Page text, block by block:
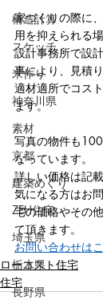
構造計算
スケッチ
米作り
神奈川県
素材
京都
建築めぐり
ZEH住宅
埼玉県
栃木県
長野県
家づくりの際に
用を抑えられる
設計事務所で設
事により、見積
適材適所でコス
ます。
写真の物件も
なっています。
詳しい価格は記
気になる方はお
宅の価格やその
て頂きます。
お問い合わせは
ローコスト住宅
住宅